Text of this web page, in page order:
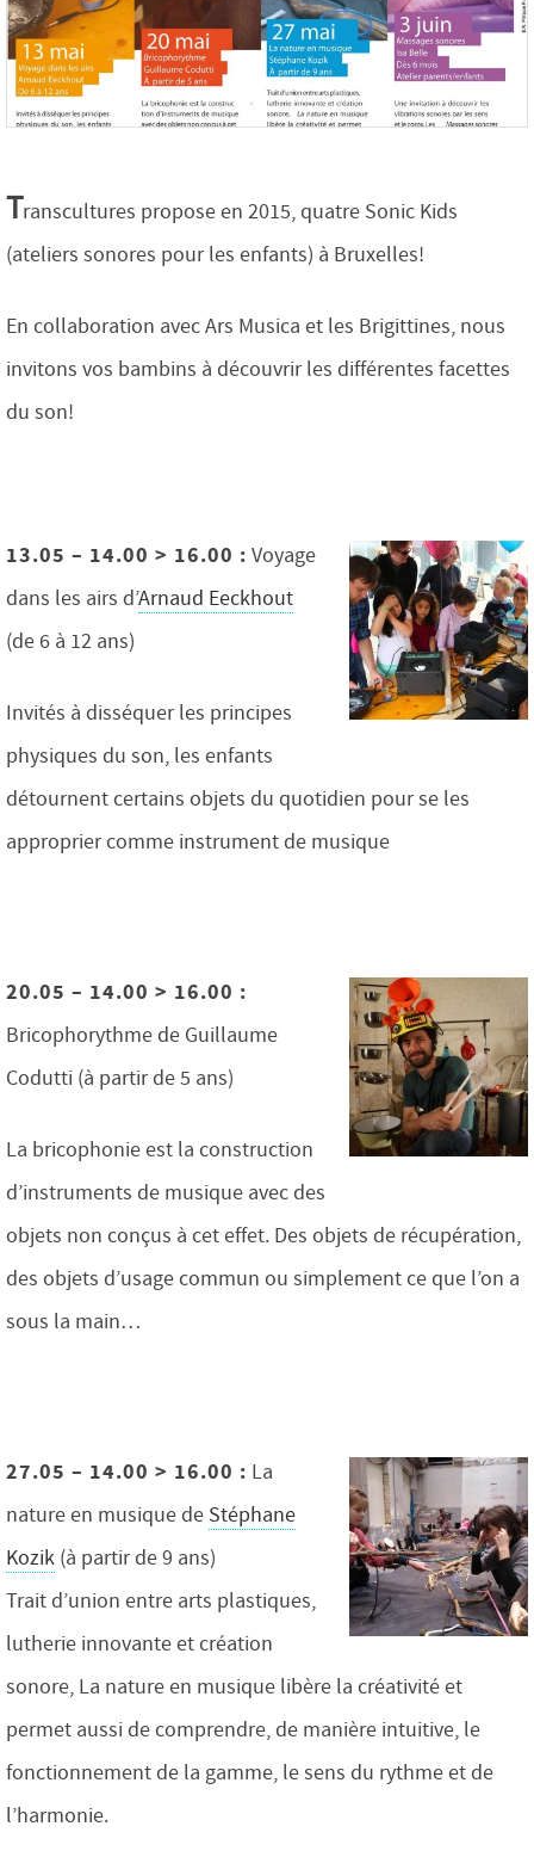
Transcultures propose en 2015, quatre Sonic Kids
(ateliers sonores pour les enfants) à Bruxelles!
En collaboration avec Ars Musica et les Brigittines, nous
invitons vos bambins à découvrir les différentes facettes
du son!
13.05 – 14.00 > 16.00 : Voyage
dans les airs d’Arnaud Eeckhout
(de 6 à 12 ans)
Invités à disséquer les principes
physiques du son, les enfants
détournent certains objets du quotidien pour se les
approprier comme instrument de musique
20.05 – 14.00 > 16.00 :
Bricophorythme de Guillaume
Codutti (à partir de 5 ans)
La bricophonie est la construction
d’instruments de musique avec des
objets non conçus à cet effet. Des objets de récupération,
des objets d’usage commun ou simplement ce que l’on a
sous la main…
27.05 – 14.00 > 16.00 : La
nature en musique de Stéphane
Kozik (à partir de 9 ans)
Trait d’union entre arts plastiques,
lutherie innovante et création
sonore, La nature en musique libère la créativité et
permet aussi de comprendre, de manière intuitive, le
fonctionnement de la gamme, le sens du rythme et de
l’harmonie.